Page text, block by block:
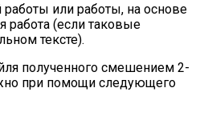
работы или работы, на основе
работа (если таковые
тексте).
полученного смешением 2-
при помощи следующего